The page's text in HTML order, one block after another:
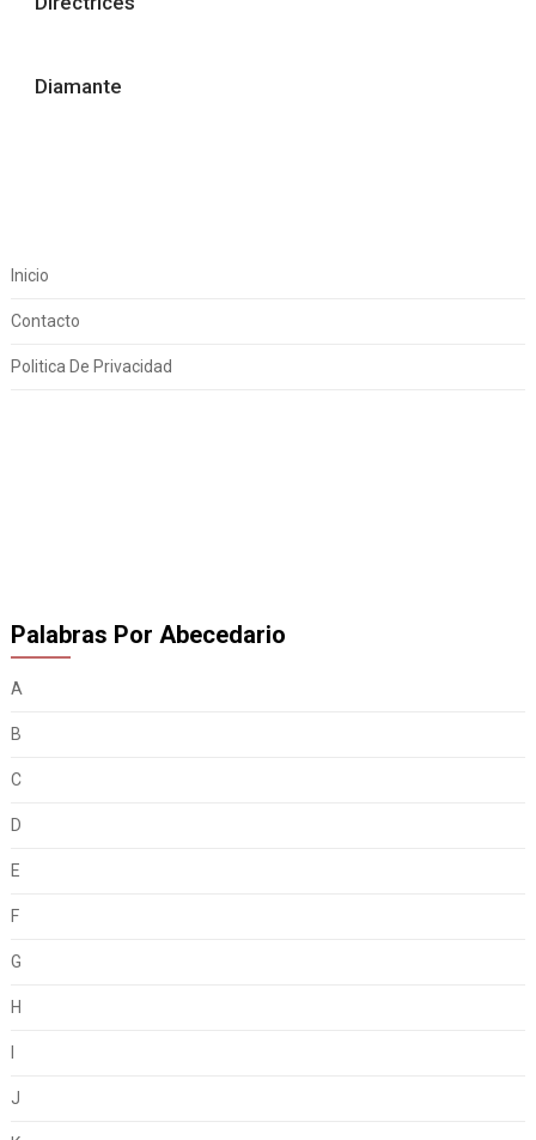
Diamante
Inicio
Contacto
Politica De Privacidad
Palabras Por Abecedario
A
B
C
D
E
F
G
H
J